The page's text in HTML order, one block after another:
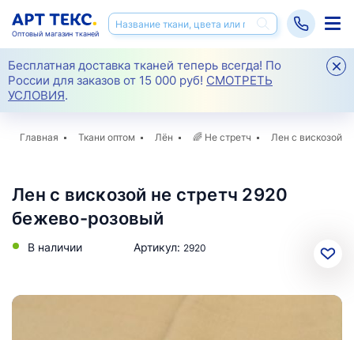
Бесплатная доставка тканей теперь всегда! По
России для заказов от 15 000 руб! СМОТРЕТЬ
УСЛОВИЯ.
Оптовый магазин тканей
Главная Ткани оптом Лён 🌈 Не стретч Лен с вискозой
Лен с вискозой не стретч 2920
бежево-розовый
В наличии Артикул: 2920